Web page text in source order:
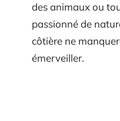
des animaux ou
passionné de
côtière ne
émerveiller.